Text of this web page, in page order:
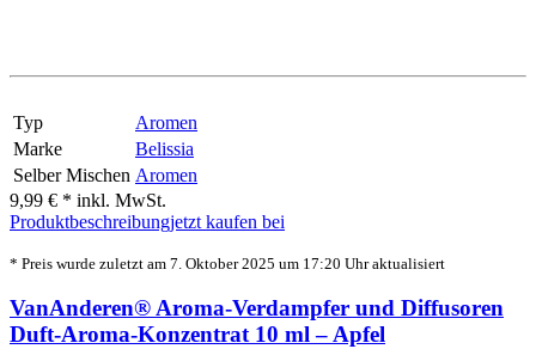
Typ
Aromen
Marke
Belissia
Selber Mischen Aromen
9,99 € * inkl. MwSt.
Produktbeschreibungjetzt kaufen bei
* Preis wurde zuletzt am 7. Oktober 2025 um 17:20 Uhr aktualisiert
VanAnderen® Aroma-Verdampfer und Diffusoren
Duft-Aroma-Konzentrat 10 ml – Apfel